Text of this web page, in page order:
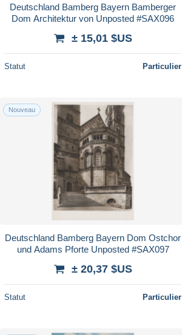
Deutschland Bamberg Bayern Bamberger
Dom Architektur von Unposted #SAX096
± 15,01 $US
Statut Particulier
Nouveau
Deutschland Bamberg Bayern Dom Ostchor
und Adams Pforte Unposted #SAX097
± 20,37 $US
Statut Particulier